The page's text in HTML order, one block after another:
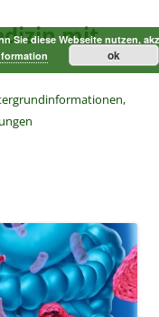
mit
Sie diese Webseite nutzen,
ok